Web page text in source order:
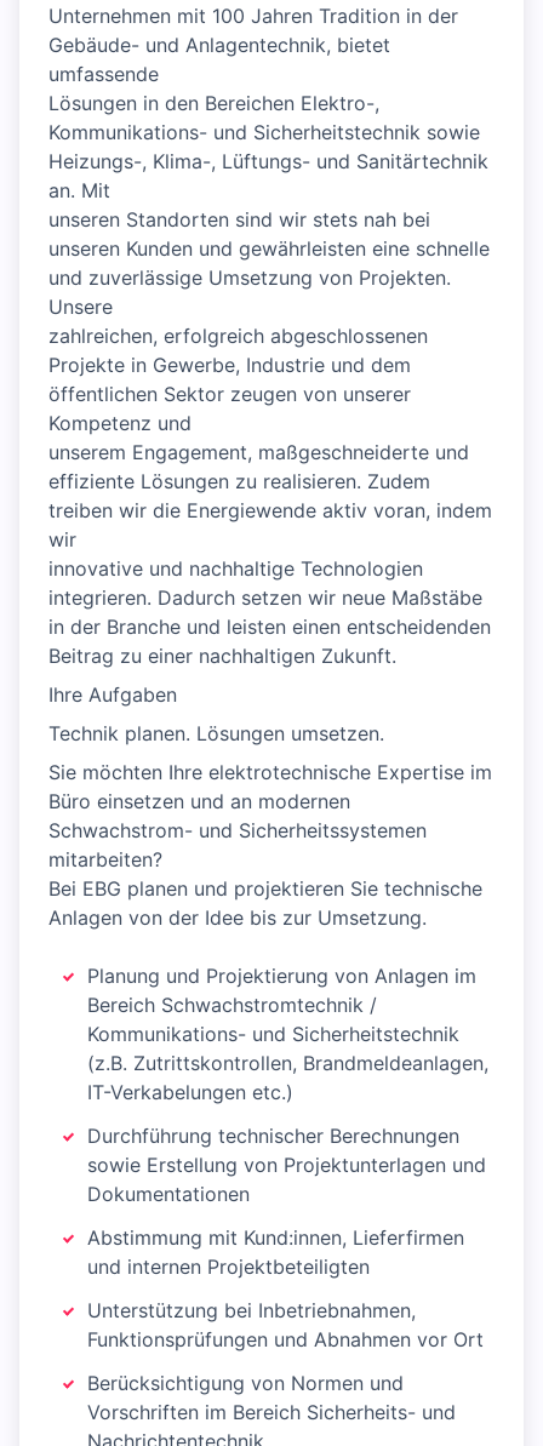
Unternehmen mit 100 Jahren Tradition in der
Gebäude- und Anlagentechnik, bietet
umfassende
Lösungen in den Bereichen Elektro-,
Kommunikations- und Sicherheitstechnik sowie
Heizungs-, Klima-, Lüftungs- und Sanitärtechnik
an. Mit
unseren Standorten sind wir stets nah bei
unseren Kunden und gewährleisten eine schnelle
und zuverlässige Umsetzung von Projekten.
Unsere
zahlreichen, erfolgreich abgeschlossenen
Projekte in Gewerbe, Industrie und dem
öffentlichen Sektor zeugen von unserer
Kompetenz und
unserem Engagement, maßgeschneiderte und
effiziente Lösungen zu realisieren. Zudem
treiben wir die Energiewende aktiv voran, indem
wir
innovative und nachhaltige Technologien
integrieren. Dadurch setzen wir neue Maßstäbe
in der Branche und leisten einen entscheidenden
Beitrag zu einer nachhaltigen Zukunft.
Ihre Aufgaben
Technik planen. Lösungen umsetzen.
Sie möchten Ihre elektrotechnische Expertise im
Büro einsetzen und an modernen
Schwachstrom- und Sicherheitssystemen
mitarbeiten?
Bei EBG planen und projektieren Sie technische
Anlagen von der Idee bis zur Umsetzung.
Planung und Projektierung von Anlagen im
Bereich Schwachstromtechnik /
Kommunikations- und Sicherheitstechnik
(z.B. Zutrittskontrollen, Brandmeldeanlagen,
IT-Verkabelungen etc.)
Durchführung technischer Berechnungen
sowie Erstellung von Projektunterlagen und
Dokumentationen
Abstimmung mit Kund:innen, Lieferfirmen
und internen Projektbeteiligten
Unterstützung bei Inbetriebnahmen,
Funktionsprüfungen und Abnahmen vor Ort
Berücksichtigung von Normen und
Vorschriften im Bereich Sicherheits- und
Nachrichtentechnik